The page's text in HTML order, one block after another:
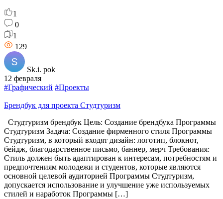
1
0
1
129
Sk.i. pok
12 февраля
#Графический #Проекты
Брендбук для проекта Студтуризм
Студтуризм брендбук Цель: Создание брендбука Программы
Студтуризм Задача: Создание фирменного стиля Программы
Студтуризм, в который входят дизайн: логотип, блокнот,
бейдж, благодарственное письмо, баннер, мерч Требования:
Стиль должен быть адаптирован к интересам, потребностям и
предпочтениям молодежи и студентов, которые являются
основной целевой аудиторией Программы Студтуризм,
допускается использование и улучшение уже используемых
стилей и наработок Программы […]